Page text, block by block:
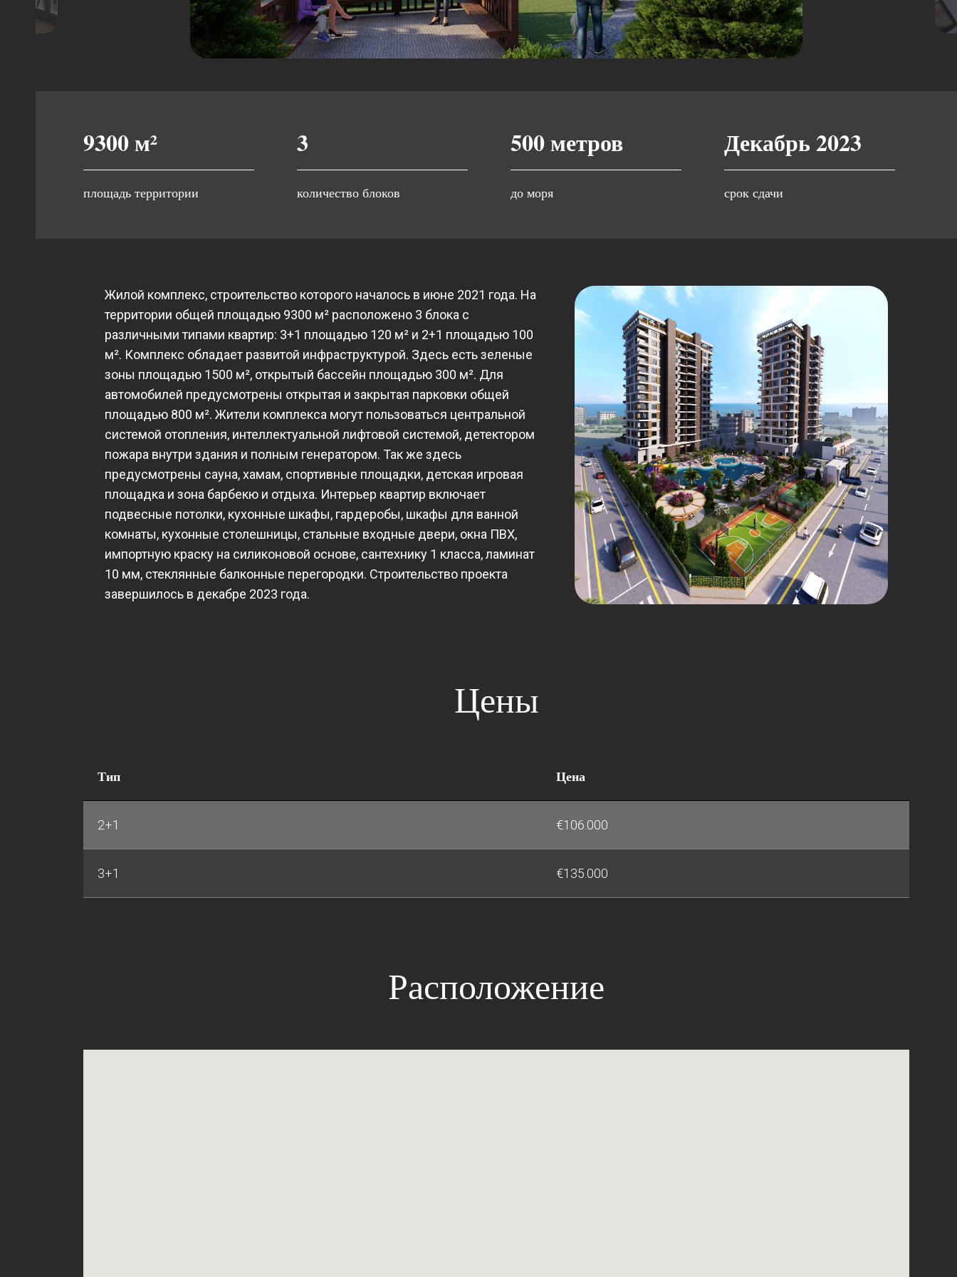
9300м²
площадь территории
3
количество блоков
500 метров
до моря
Декабрь 2023
срок сдачи
Жилой комплекс, строительство которого началось в июне 2021 года. На
территории общей площадью 9300 м² расположено 3 блока с
различными типами квартир: 3+1 площадью 120 м² и 2+1 площадью 100
м². Комплекс обладает развитой инфраструктурой. Здесь есть зеленые
зоны площадью 1500 м², открытый бассейн площадью 300 м². Для
автомобилей предусмотрены открытая и закрытая парковки общей
площадью 800 м². Жители комплекса могут пользоваться центральной
системой отопления, интеллектуальной лифтовой системой, детектором
пожара внутри здания и полным генератором. Так же здесь
предусмотрены сауна, хамам, спортивные площадки, детская игровая
площадка и зона барбекю и отдыха. Интерьер квартир включает
подвесные потолки, кухонные шкафы, гардеробы, шкафы для ванной
комнаты, кухонные столешницы, стальные входные двери, окна ПВХ,
импортную краску на силиконовой основе, сантехнику 1 класса, ламинат
10 мм, стеклянные балконные перегородки. Строительство проекта
завершилось в декабре 2023 года.
Цены
Тип Цена
2+1 €106.000
3+1 €135.000
Расположение